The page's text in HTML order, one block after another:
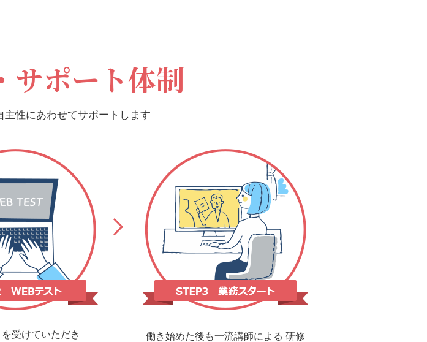
サポート体制
性にあわせてサポートします
受けていただき
働き始めた後も一流講師による 研修